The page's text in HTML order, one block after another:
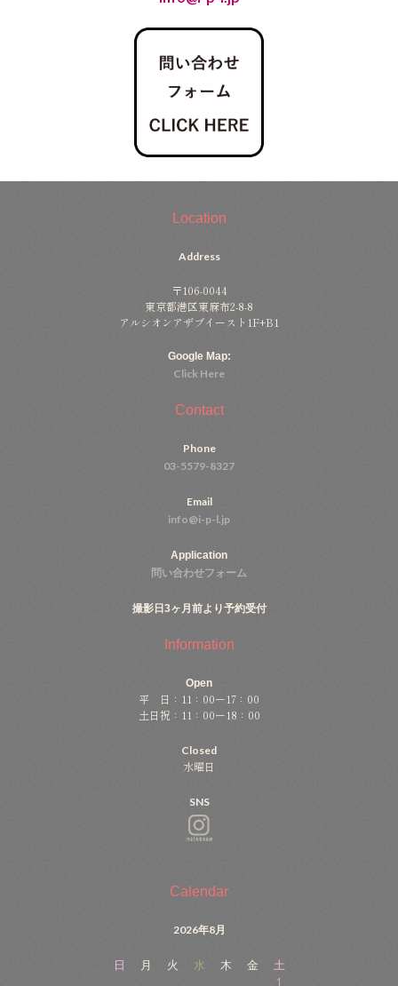
Location
Address
〒106-0044
東京都港区東麻布2-8-8
アルシオンアザブイースト1F+B1
Google Map:
Click Here
Contact
Phone
03-5579-8327
Email
info@i-p-l.jp
Application
問い合わせフォーム
撮影日3ヶ月前より予約受付
Information
Open
平 日：11：00ー17：00
土日祝：11：00ー18：00
Closed
水曜日
SNS
Calendar
2026年8月
日 月 火 水 木 金
土
1